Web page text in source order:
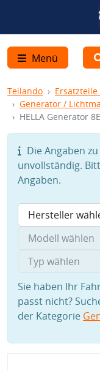
Menü
Teilando
Generator /
HELLA Generator
Die Angaben
unvollständig.
Angaben.
Sie haben Ihr
passt nicht?
der Kategorie